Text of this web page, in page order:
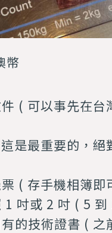
幣
( 可以事先在台
是最重要的，絕
( 存手機相簿即
1 吋或 2 吋 ( 5 到
的技術證書 ( 之